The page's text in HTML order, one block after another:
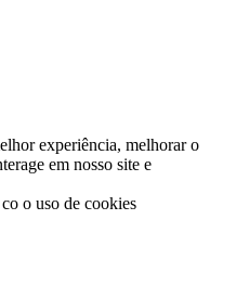
experiência, melhorar o
em nosso site e
o uso de cookies